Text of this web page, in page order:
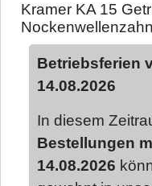
Kramer KA 15
Betriebsferien
14.08.2026
In diesem
Bestellungen
14.08.2026